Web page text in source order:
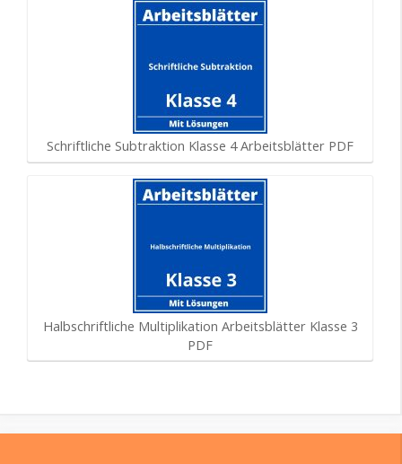
Schriftliche Subtraktion Klasse 4 Arbeitsblätter PDF
Halbschriftliche Multiplikation Arbeitsblätter Klasse 3
PDF